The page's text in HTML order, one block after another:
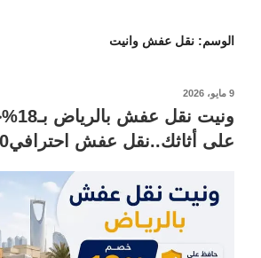
الوسم: نقل عفش وانيت
نُشر
9 مايو، 2026
ونيت
على أثاثك..نقل عفش احترافي100%اتصل الان